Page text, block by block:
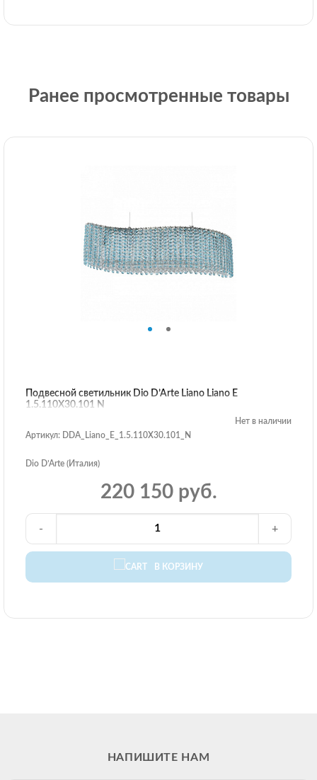
Ранее просмотренные товары
Подвесной светильник Dio D’Arte Liano Liano E
1.5.110X30.101 N
Нет в наличии
Артикул: DDA_Liano_E_1.5.110X30.101_N
Dio D’Arte (Италия)
220 150 руб.
В КОРЗИНУ
- +
НАПИШИТЕ НАМ